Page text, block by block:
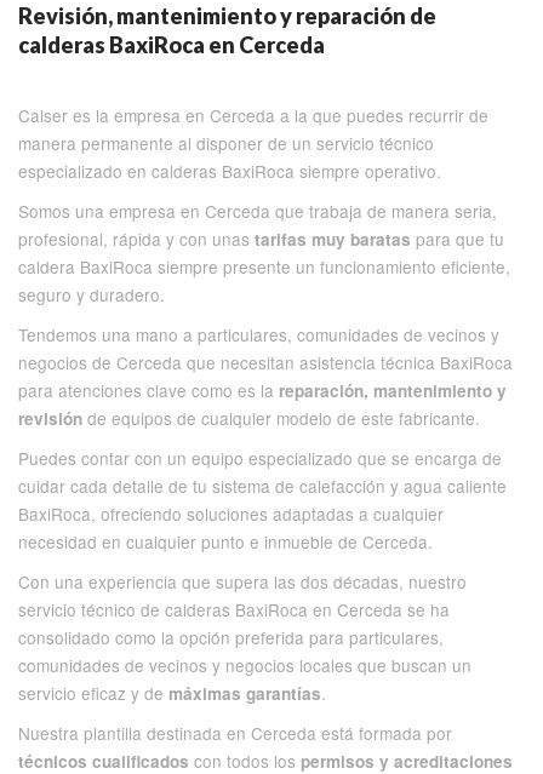
Revisión, mantenimiento y reparación de
calderas BaxiRoca en Cerceda
Calser es la empresa en Cerceda a la que puedes recurrir de
manera permanente al disponer de un servicio técnico
especializado en calderas BaxiRoca siempre operativo.
Somos una empresa en Cerceda que trabaja de manera seria,
profesional, rápida y con unas tarifas muy baratas para que tu
caldera BaxiRoca siempre presente un funcionamiento eficiente,
seguro y duradero.
Tendemos una mano a particulares, comunidades de vecinos y
negocios de Cerceda que necesitan asistencia técnica BaxiRoca
para atenciones clave como es la reparación, mantenimiento y
revisión de equipos de cualquier modelo de este fabricante.
Puedes contar con un equipo especializado que se encarga de
cuidar cada detalle de tu sistema de calefacción y agua caliente
BaxiRoca, ofreciendo soluciones adaptadas a cualquier
necesidad en cualquier punto e inmueble de Cerceda.
Con una experiencia que supera las dos décadas, nuestro
servicio técnico de calderas BaxiRoca en Cerceda se ha
consolidado como la opción preferida para particulares,
comunidades de vecinos y negocios locales que buscan un
servicio eficaz y de máximas garantías.
Nuestra plantilla destinada en Cerceda está formada por
técnicos cualificados con todos los permisos y acreditaciones